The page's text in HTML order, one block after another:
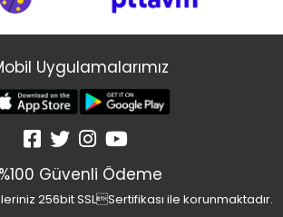
Uygulamalarımız
%100 Güvenli Ödeme
256bit SSLSertifikası ile korunmaktadır.